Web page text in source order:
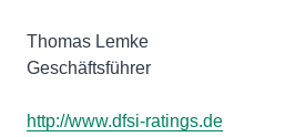
Thomas Lemke
Geschäftsführer
http://www.dfsi-ratings.de